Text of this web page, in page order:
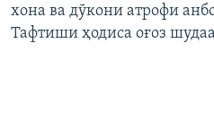
хона ва дӯкони атрофи
Тафтиши ҳодиса оғоз